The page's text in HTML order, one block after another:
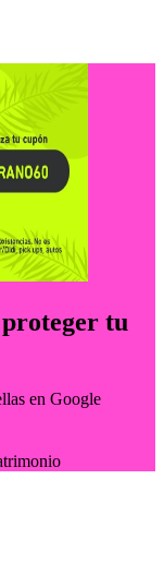
tu
en Google